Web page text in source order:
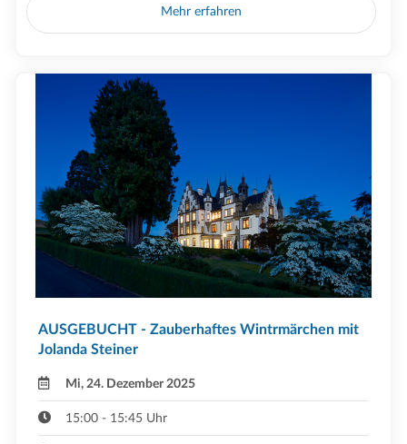
Mehr erfahren
AUSGEBUCHT - Zauberhaftes Wintrmärchen mit
Jolanda Steiner
Mi, 24. Dezember 2025
15:00 - 15:45 Uhr